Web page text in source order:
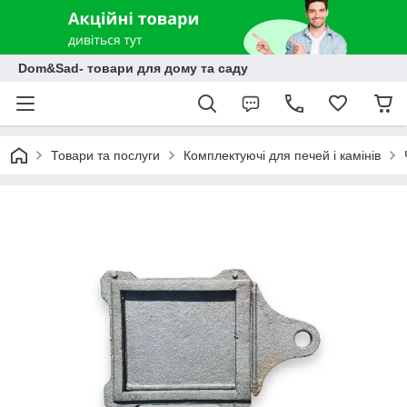
Dom&Sad- товари для дому та саду
Товари та послуги Комплектуючі для печей і камінів